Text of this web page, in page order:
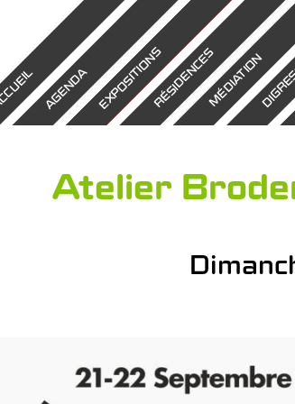
AGENDAEXPOSITIONSRÉSIDENCESMÉDIATION
Atelier